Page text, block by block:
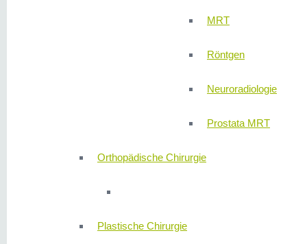
MRT
Röntgen
Neuroradiologie
Prostata MRT
Orthopädische Chirurgie
Plastische Chirurgie